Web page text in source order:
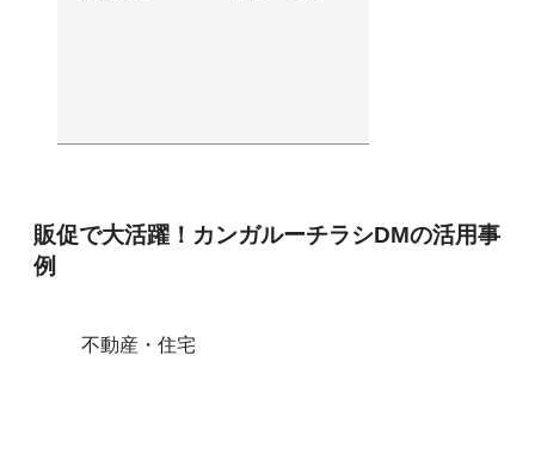
販促で大活躍！カンガルーチラシDMの活用事
例
不動産・住宅